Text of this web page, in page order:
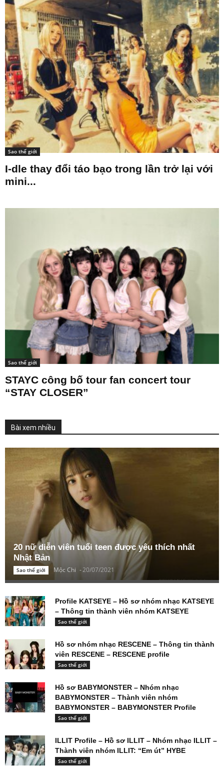
Sao thế giới
I-dle thay đổi táo bạo trong lần trở lại với
mini...
Sao thế giới
STAYC công bố tour fan concert tour
“STAY CLOSER”
Bài xem nhiều
20 nữ diễn viên tuổi teen được yêu thích nhất
Nhật Bản
Sao thế giới Mộc Chi -20/07/2021
Profile KATSEYE – Hồ sơ nhóm nhạc KATSEYE
– Thông tin thành viên nhóm KATSEYE
Sao thế giới
Hồ sơ nhóm nhạc RESCENE – Thông tin thành
viên RESCENE – RESCENE profile
Sao thế giới
Hồ sơ BABYMONSTER – Nhóm nhạc
BABYMONSTER – Thành viên nhóm
BABYMONSTER – BABYMONSTER Profile
Sao thế giới
ILLIT Profile – Hồ sơ ILLIT – Nhóm nhạc ILLIT –
Thành viên nhóm ILLIT: “Em út” HYBE
Sao thế giới